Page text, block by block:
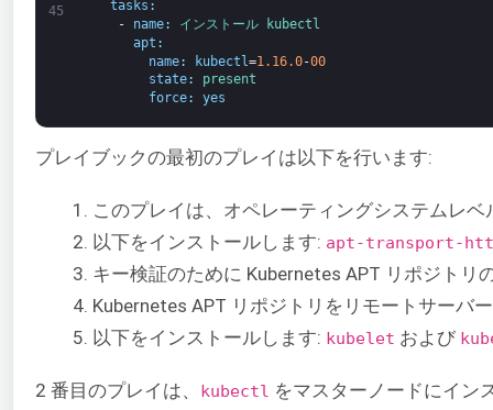
45
tasks :
-
name: インストール
kubectl
apt :
name: kubectl =1.16.0-00
state:
present
force: yes
プレイブックの最初のプレイは以下を行います:
このプレイは、オペレーティングシステムレ
以下をインストールします: apt-transport-
キー検証のために Kubernetes APT リポジトリ
Kubernetes APT リポジトリをリモートサーバ
以下をインストールします: kubelet および
2 番目のプレイは、 kubectl をマスターノードにイン